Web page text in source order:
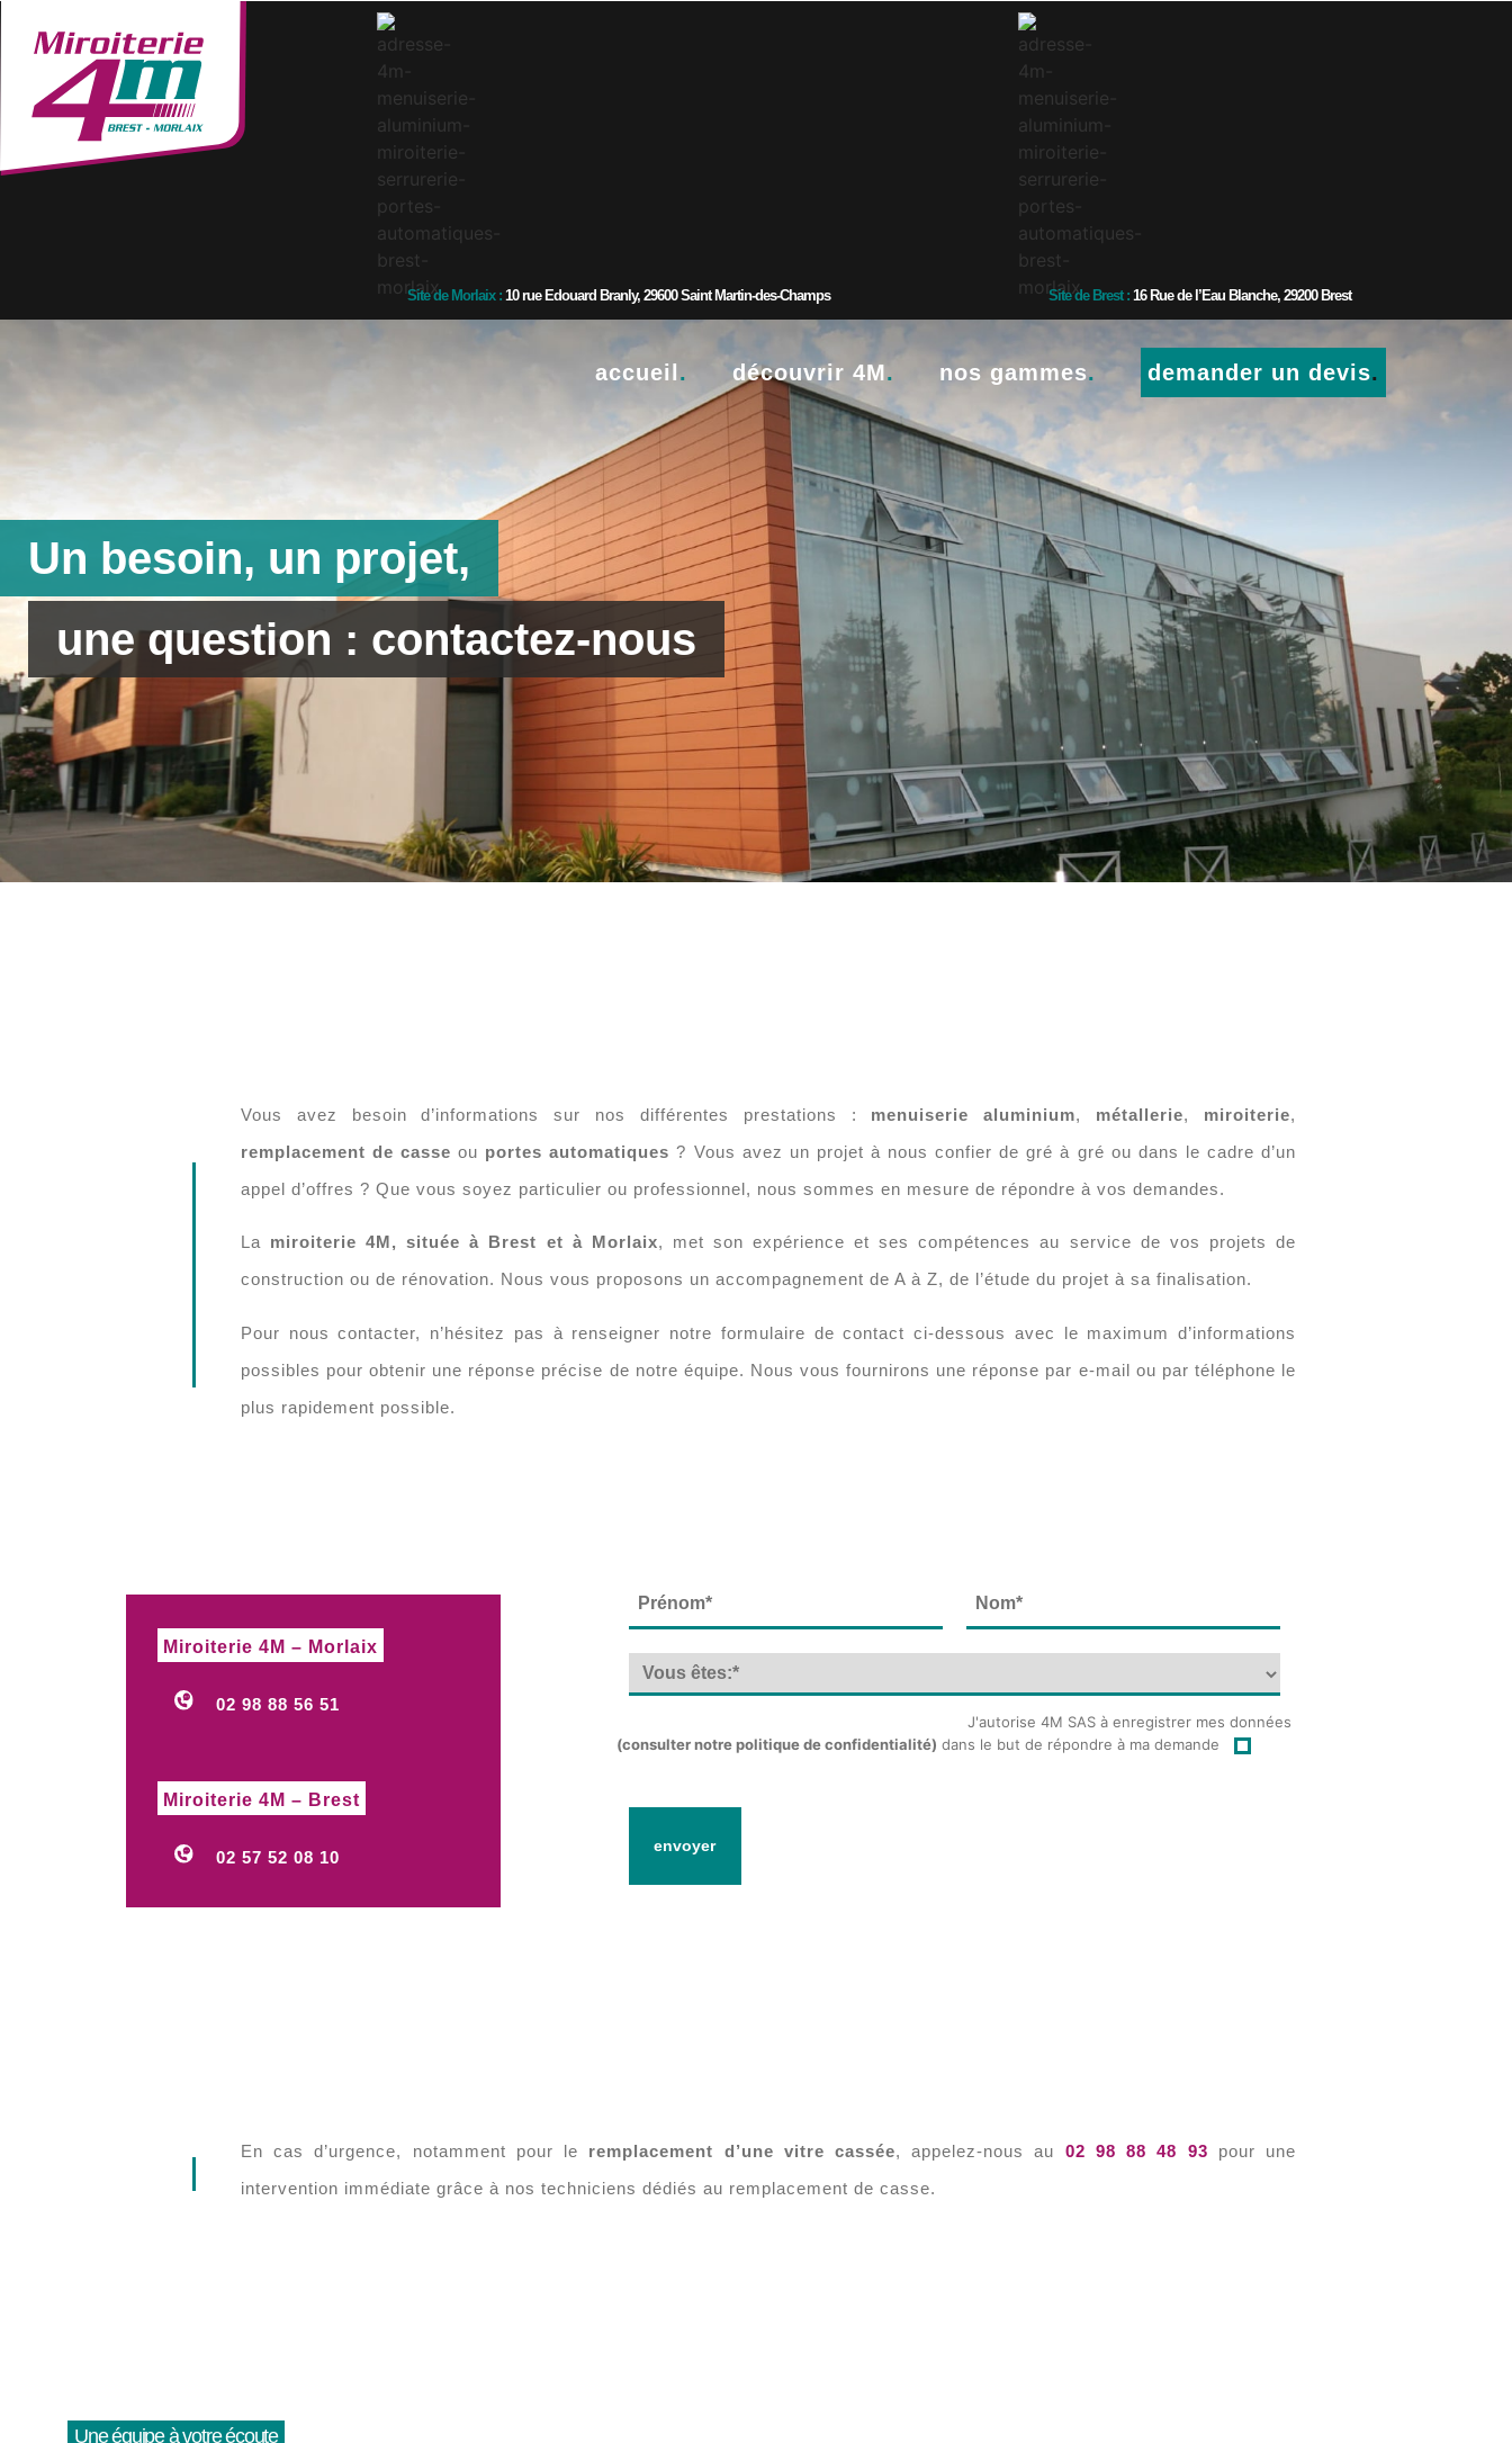
Site de Morlaix : 10 rue Edouard Branly, 29600 Saint Martin-des-Champs Site de Brest : 16 Rue de l’Eau Blanche, 29200 Brest
accueil . découvrir 4M. nos gammes. demander un devis.
Un besoin, un projet,
une question : contactez-nous
Vous avez besoin d’informations sur nos différentes prestations : menuiserie aluminium, métallerie, miroiterie,
remplacement de casse ou portes automatiques ? Vous avez un projet à nous confier de gré à gré ou dans le cadre d’un
appel d’offres ? Que vous soyez particulier ou professionnel, nous sommes en mesure de répondre à vos demandes.
La miroiterie 4M, située à Brest et à Morlaix, met son expérience et ses compétences au service de vos projets de
construction ou de rénovation. Nous vous proposons un accompagnement de A à Z, de l’étude du projet à sa finalisation.
Pour nous contacter, n’hésitez pas à renseigner notre formulaire de contact ci-dessous avec le maximum d’informations
possibles pour obtenir une réponse précise de notre équipe. Nous vous fournirons une réponse par e-mail ou par téléphone le
plus rapidement possible.
Miroiterie 4M – Morlaix
02 98 88 56 51
Miroiterie 4M – Brest
02 57 52 08 10
J'autorise 4M SAS à enregistrer mes données
(consulter notre politique de confidentialité) dans le but de répondre à ma demande
En cas d’urgence, notamment pour le remplacement d’une vitre cassée, appelez-nous au 02 98 88 48 93
pour une
intervention immédiate grâce à nos techniciens dédiés au remplacement de casse.
Une équipe à votre écoute